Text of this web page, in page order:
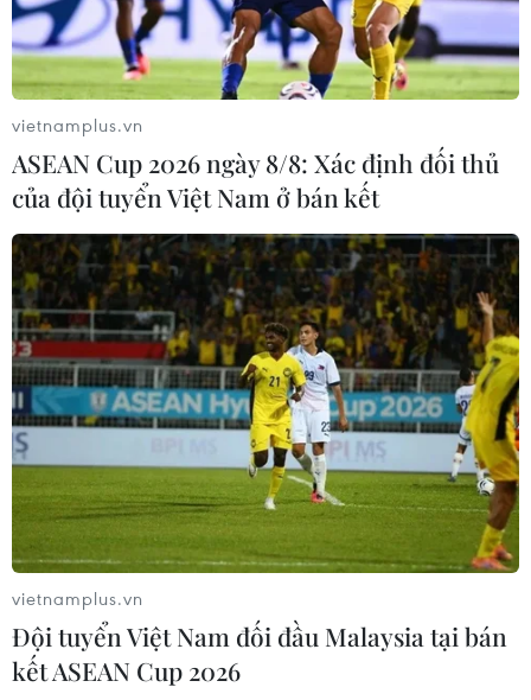
TIN LIÊN QUAN
Thái Bình khởi tố vụ án vô ý làm chết
người khiến một trẻ mầm non tử vong
29/05/2024 22:41
Bé 5 tuổi bị bỏ quên trên xe đưa đón của Trường mầm
non Hồng Nhung 2, suốt từ đầu giờ sáng đến cuối giờ
vietnamplus.vn
ASEAN Cup 2026 ngày 8/8: Xác định đối thủ
của đội tuyển Việt Nam ở bán kết
vietnamplus.vn
Đội tuyển Việt Nam đối đầu Malaysia tại bán
kết ASEAN Cup 2026